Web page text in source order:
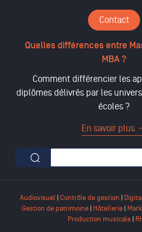
Contact
Quelles différences entre
MBA ?
Comment différencier les
diplômes délivrés par les
écoles ?
En savoir plus
Formulaire de recherche
Audiovisuel | Contrôle de gestion |
Gestion de patrimoine| Hôtellerie|
Production musicale |